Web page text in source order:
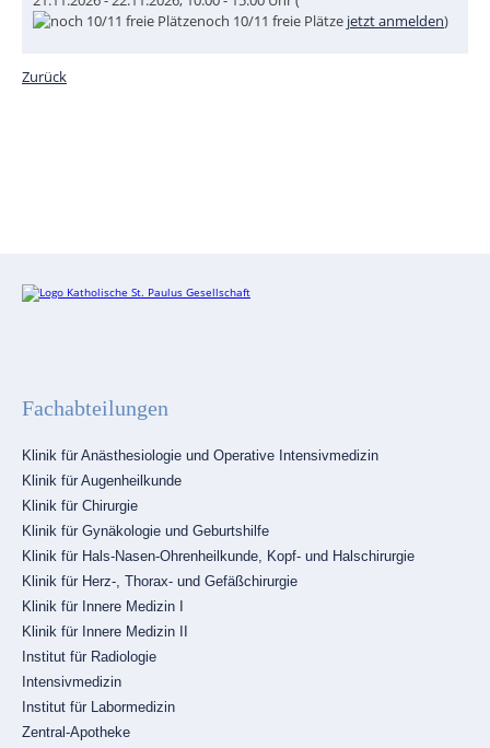
noch 10/11 freie Plätze jetzt anmelden)
Zurück
Fachabteilungen
Navigation
überspringen
Klinik für Anästhesiologie und Operative Intensivmedizin
Klinik für Augenheilkunde
Klinik für Chirurgie
Klinik für Gynäkologie und Geburtshilfe
Klinik für Hals-Nasen-Ohrenheilkunde, Kopf- und Halschirurgie
Klinik für Herz-, Thorax- und Gefäßchirurgie
Klinik für Innere Medizin I
Klinik für Innere Medizin II
Institut für Radiologie
Intensivmedizin
Institut für Labormedizin
Zentral-Apotheke